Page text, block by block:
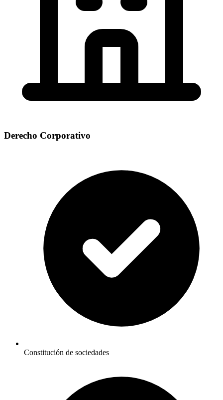
Derecho Corporativo
Constitución de sociedades